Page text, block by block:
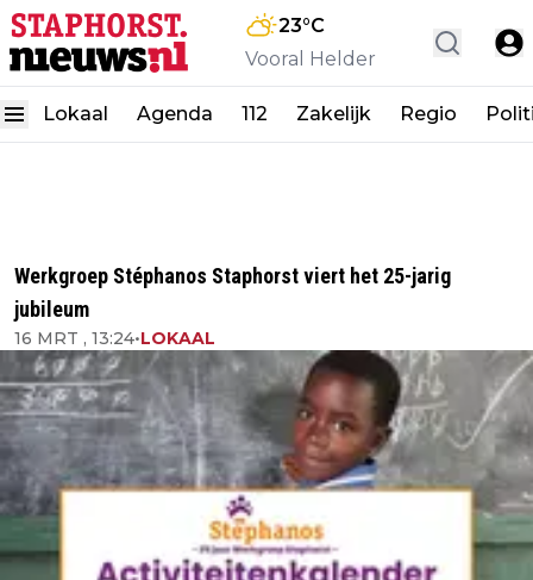
23°C
Vooral Helder
Lokaal Agenda 112 Zakelijk Regio
Werkgroep Stéphanos Staphorst viert het 25-jarig
jubileum
16 MRT , 13:24•LOKAAL